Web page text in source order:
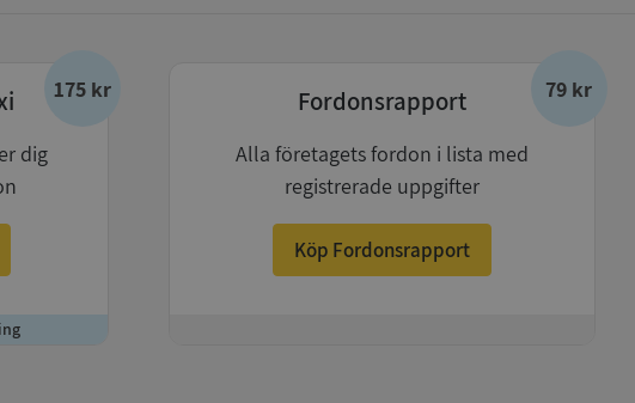
175 kr
dig
79 kr
Fordonsrapport
Alla företagets fordon i lista med
registrerade uppgifter
Köp Fordonsrapport